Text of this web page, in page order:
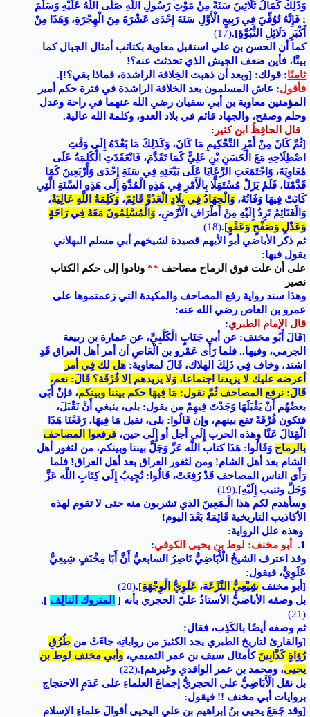
وَذَلِكَ كَمَالُ ثَلَاثِينَ سَنَةً مِنْ مَوْتِ رَسُولِ اللَّهِ صَلَّى اللَّهُ عَلَيْهِ وَسَلَّمَ
; فَإِنَّهُ تُوُفِّيَ فِي رَبِيعٍ الْأَوَّلِ سَنَةَ إِحْدَى عَشْرَةَ مِنَ الْهِجْرَةِ، وَهَذَا مِنْ
أَكْبَرِ دَلَائِلِ النُّبُوَّةِ].
(17)
كما أن الحسن بن علي استقبل معاوية بكتائب أمثال الجبال كما
بينَّا، فأين ضعف الجيش الذي تحدثت عنه؟!
ثامنًا: قولك: [وبعد أن ذهبت الخِلافة الراشدة، فماذا بقي؟!].
فأقول: عاش المسلمون بعد الخلافة الراشدة في فترة حكم أمير
المؤمنين معاوية بن أبي سفيان رضي الله عنهما في راحة وعدل
وحلم وصفح، والجهاد قائم في بلاد العدو، وكلمة الله عالية.
قال
الحافِظُ ابن كثير :
[ثُمَّ كَانَ مِنْ أَمْرِ التَّحْكِيمِ مَا كَانَ، وَكَذَلِكَ مَا بَعْدَهُ إِلَى وَقْتِ
اصْطِلَاحِهِ مَعَ الْحَسَنِ بْنِ عَلِيٍّ كَمَا تَقَدَّمَ، فَانْعَقَدَتِ الْكَلِمَةُ عَلَى
مُعَاوِيَةَ، وَاجْتَمَعَتِ الرَّعَايَا عَلَى بَيْعَتِهِ فِي سَنَةِ إِحْدَى وَأَرْبَعِينَ كَمَا
قَدَّمْنَا، فَلَمْ يَزَلْ مُسْتَقِلًّا بِالْأَمْرِ فِي هَذِهِ الْمُدَّةِ إِلَى هَذِهِ السَّنَةِ الَّتِي
كَانَتْ فِيهَا وَفَاتُهُ، وَالْجِهَادُ فِي بِلَادِ الْعَدُوِّ قَائِمٌ، وَكَلِمَةُ اللَّهِ عَالِيَةٌ،
وَالْغَنَائِمُ تَرِدُ إِلَيْهِ مِنْ أَطْرَافِ الْأَرْضِ، وَالْمُسْلِمُونَ مَعَهُ فِي رَاحَةٍ
وَعَدْلٍ وَصَفْحٍ وَعَفْوٍ]
.
(18)
ثم ذكر الأباضي أبو الأيهم قصيدة لشيخهم أبي مسلم البهلاني
يقول فيها:
على أن علت فوق الرماح مصاحف **ونادوا إلى حكم الكتاب
نصير
وهذا سند رواية رفع المصاحف والمكيدة التي زعمتموها على
عمرو بن العاص رضي الله عنه:
قال الإمام الطبري:
[قَالَ أَبُو مخنف: عن أبي جَنَابٍ الْكَلْبِيِّ، عن عمارة بن ربيعة
الجرمي، وفيها.. فلما رَأَى عَمْرو بن الْعَاصِ أن أمر أهل العراق قَدِ
اشتد، وخاف فِي ذَلِكَ الهلاك، قَالَ لمعاوية: هل لك فِي أمر
أعرضه عليك لا يزيدنا اجتماعا، وَلا يزيدهم إلا فُرْقَة؟ قَالَ: نعم،
قَالَ: نرفع المصاحف ثُمَّ نقول: مَا فِيهَا حكم بيننا وبينكم، فإنْ أَبَى
بعضُهُم أَنْ يَقْبَلَهَا وَجَدْتَ فِيهِمْ من يقول: بلى، ينبغي أَنْ نَقْبَلَ،
فتكون فُرْقَةً تقع بينهم، وإن قَالُوا: بلى، نقبل مَا فِيهَا، رَفَعْنَا هَذَا
الْقِتَالَ عَنَّا وهذه الحرب إِلَى أجل أو إِلَى حين، فرفعوا المصاحف
بالرماح وَقَالُوا: هَذَا كتاب اللَّه عَزَّ وَجَلَّ بيننا وبينكم، من لثغور أهل
الشام بعد أهل الشام! ومن لثغور العراق بعد أهل العراق! فلما
رَأَى الناس المصاحف قَدْ رُفِعَتْ، قَالُوا: نُجِيبُ إِلَى كِتَابِ اللَّه عَزَّ
وَجَلَّ وننيب إِلَيْهِ].
(19)
وسأهدم لكم هذا الْـمَعِينَ الذي تشربون منه حتى لا تقوم لهذه
الأكاذيب التاريخية قَائِمَةٌ بَعْدَ اليوم!
وهذه علل الرواية:
1.
أبو مخنف: لوط بن يحيى الكوفي:
وقد اعترف الشيخُ الْأَبَاضِيُّ نَاصِرُ السابعيُّ أَنَّ أَبَا مِخْنَفٍ شِيعِيٌّ
عَلَوِيٌّ، فيقول:
[أبو مخنف شِيْعِيُّ النَّزْعَة، عَلَوِيُّ الْوِجْهَةِ]
.
(20)
بل وصفه الأباضيُّ الأستاذُ عليّ الحجري بأنه [ المتروك التالِف ]
.
(21)
ثم وصفه أيضًا بالكَذِب، فقال:
[والقارئ لتاريخ الطبري يجد الكثيرَ من رواياتِه جاءَتْ من طُرُقِ
رُوَاةٍ كَذَّابِينَ كأمثال سيف بن عمر التميمي، وأبي مخنف لوط بن
يحيى، ومحمد بن عمر الواقدي وغيرهم].
(22)
بل نقل الْأَبَاضِيُّ علي الحجريُّ إجماعَ العلماءِ على عَدَمِ الاحتجاج
بروايات أبي مخنف !! فيقول:
[وقد جَمَعَ يحيى بنُ إبراهيم بنِ علي اليحيى أقوالَ علماءِ الإسلام